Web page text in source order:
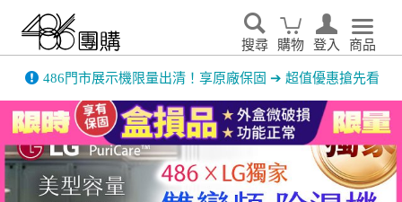
搜尋 購物 登入 商品
家電輕鬆租．LG家電租賃65折優惠起 ▶了解更多